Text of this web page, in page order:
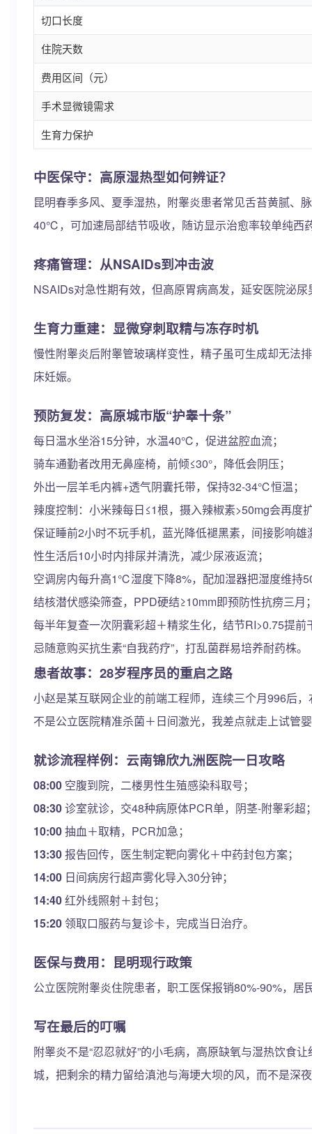
切口长度
住院天数
费用区间（元）
手术显微镜需求
生育力保护
中医保守：高原湿热型如何辨证？
昆明春季多风、夏季湿热，附睾炎患者常见舌苔黄腻、
40℃，可加速局部结节吸收，随访显示治愈率较单纯西
疼痛管理：从NSAIDs到冲击波
NSAIDs对急性期有效，但高原胃病高发，延安医院泌
生育力重建：显微穿刺取精与冻存时机
慢性附睾炎后附睾管玻璃样变性，精子虽可生成却无法
床妊娠。
预防复发：高原城市版“护睾十条”
每日温水坐浴15分钟，水温40℃，促进盆腔血流；
骑车通勤者改用无鼻座椅，前倾≤30°，降低会阴压；
外出一层羊毛内裤+透气阴囊托带，保持32-34℃恒温；
辣度控制：小米辣每日≤1根，摄入辣椒素>50mg会再度
保证睡前2小时不玩手机，蓝光降低褪黑素，间接影响雄
性生活后10小时内排尿并清洗，减少尿液返流；
空调房内每升高1℃湿度下降8%，配加湿器把湿度维持
结核潜伏感染筛查，PPD硬结≥10mm即预防性抗痨三月
每半年复查一次阴囊彩超＋精浆生化，结节RI>0.75提前
忌随意购买抗生素“自我药疗”，打乱菌群易培养耐药株。
患者故事：28岁程序员的重启之路
小赵是某互联网企业的前端工程师，连续三个月996后
不是公立医院精准杀菌＋日间激光，我差点就走上试管
就诊流程样例：云南锦欣九洲医院一日攻略
08:00 空腹到院，二楼男性生殖感染科取号；
08:30诊室就诊，交48种病原体PCR单，阴茎-附睾彩超
10:00抽血＋取精，PCR加急；
13:30报告回传，医生制定靶向雾化＋中药封包方案；
14:00 日间病房行超声雾化导入30分钟；
14:40红外线照射＋封包；
15:20领取口服药与复诊卡，完成当日治疗。
医保与费用：昆明现行政策
公立医院附睾炎住院患者，职工医保报销80%-90%，
写在最后的叮嘱
附睾炎不是“忍忍就好”的小毛病，高原缺氧与湿热饮食
城，把剩余的精力留给滇池与海埂大坝的风，而不是深